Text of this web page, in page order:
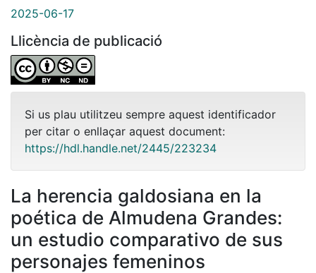
2025-06-17
Llicència de publicació
Si us plau utilitzeu sempre aquest identificador
per citar o enllaçar aquest document:
https://hdl.handle.net/2445/223234
La herencia galdosiana en la
poética de Almudena Grandes:
un estudio comparativo de sus
personajes femeninos